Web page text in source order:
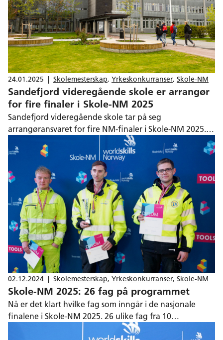
24.01.2025 | Skolemesterskap, Yrkeskonkurranser, Skole-NM
Sandefjord videregående skole er arrangør
for fire finaler i Skole-NM 2025
Sandefjord videregående skole tar på seg
arrangøransvaret for fire NM-finaler i Skole-NM 2025. –
Vi gjør dette for å skape stolthet og respekt for
yrkesfagene, og for å vise hva vi kan få til sammen, sier
fagansvarlig Hilde Fjelldal Hagen.
02.12.2024 | Skolemesterskap, Yrkeskonkurranser, Skole-NM
Skole-NM 2025: 26 fag på programmet
Nå er det klart hvilke fag som inngår i de nasjonale
finalene i Skole-NM 2025. 26 ulike fag fra 10
programområder står på programmet. Finalene